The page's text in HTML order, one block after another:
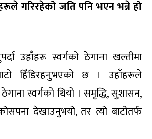
गरिरहेको जति पनि भएन भन्ने हो
उहाँहरू स्वर्गको ठेगाना खल्तीमा
हिँडिरहनुभएको छ । उहाँहरूले
स्वर्गको थियो । समृद्धि, सुशासन,
देखाउनुभयो, तर त्यो बाटोतर्फ